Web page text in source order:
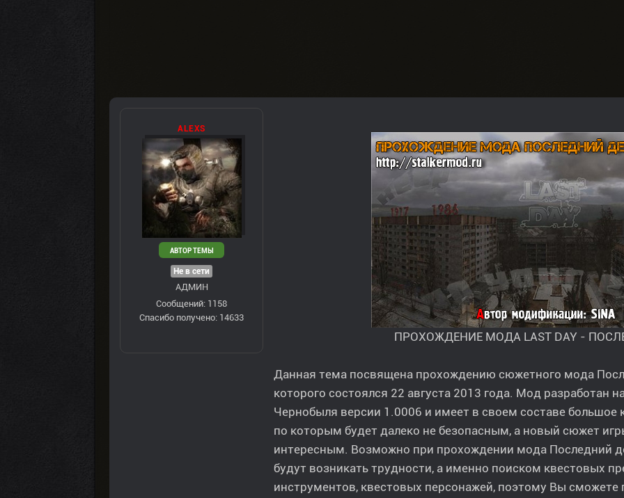
ALEXS
АВТОР ТЕМЫ
Не в сети
АДМИН
Сообщений: 1158
Спасибо получено: 14633
ПРОХОЖДЕНИЕ МОДА LAST DAY -
Данная тема посвящена прохождению сюжетного мода
которого состоялся 22 августа 2013 года. Мод разработан
Чернобыля версии 1.0006 и имеет в своем составе большое
по которым будет далеко не безопасным, а новый сюжет
интересным. Возможно при прохождении мода Последний
будут возникать трудности, а именно поиском квестовых
инструментов, квестовых персонажей, поэтому Вы